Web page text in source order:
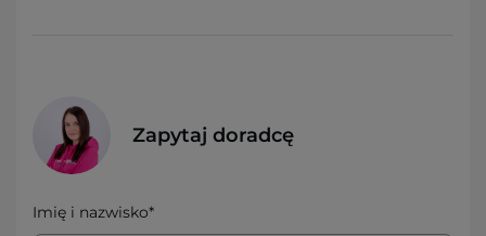
Zapytaj doradcę
Imię i nazwisko*